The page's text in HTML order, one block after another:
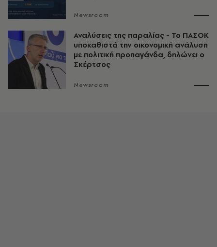
Newsroom
Αναλύσεις της παραλίας - Το ΠΑΣΟΚ
υποκαθιστά την οικονομική ανάλυση
με πολιτική προπαγάνδα, δηλώνει ο
Σκέρτσος
Newsroom